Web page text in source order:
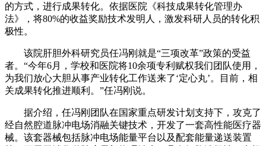
的方式，进行成果转化。依据医院《科技成果转化管理办
法》，将80%的收益奖励技术发明人，激发科研人员的转化积
极性。
该院肝胆外科研究员任冯刚就是“三项改革”政策的受益
者。“今年6月，学校和医院将10余项专利赋权我们团队使用，
为我们放心大胆从事产业转化工作送来了‘定心丸’。目前，相
关成果转化推进顺利。”任冯刚说。
据介绍，任冯刚团队在国家重点研发计划支持下，攻克了
经自然腔道脉冲电场消融关键技术，开发了一套高性能医疗器
械。该套器械包括脉冲电场能量平台以及配套能量递送装置